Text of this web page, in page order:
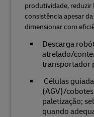
produtividade, reduzir
consistência apesar
dimensionar com
Descarga
atrelado/
transportador
Células
(AGV)/
paletização;
quando